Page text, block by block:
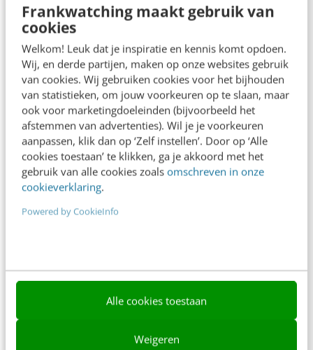
Frankwatching maakt gebruik van
cookies
Welkom! Leuk dat je inspiratie en kennis komt opdoen.
Wij, en derde partijen, maken op onze websites gebruik
van cookies. Wij gebruiken cookies voor het bijhouden
van statistieken, om jouw voorkeuren op te slaan, maar
ook voor marketingdoeleinden (bijvoorbeeld het
afstemmen van advertenties). Wil je je voorkeuren
aanpassen, klik dan op ‘Zelf instellen’. Door op ‘Alle
cookies toestaan’ te klikken, ga je akkoord met het
gebruik van alle cookies zoals omschreven in onze
cookieverklaring.
Powered by CookieInfo
Alle cookies toestaan
Weigeren
Frankwatching
Adverteren
Contact
Nieuwsbrieven
Over ons
Ons team
Werken bij
Whitepapers
Content & Communicatie